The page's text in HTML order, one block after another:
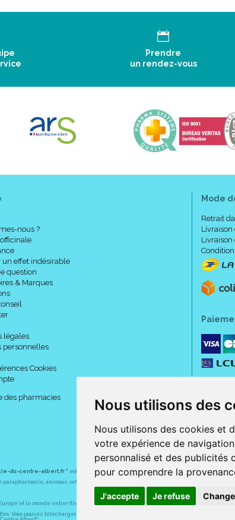
Nous utilisons des
Nous utilisons des cookies et
votre expérience de
personnalisé et des publicités
pour comprendre la
J'accepte Je refuse
Prendre
un rendez-vous
nous ?
officinale
un effet indésirable
question
& Marques
légales
personnelles
Cookies
des pharmacies
Mode
Retrait
Livraison
du-centre-albert.fr " est le site internet de l a pharmacie du centre, 32 rue
animaux, orthopédie, matériel médical. 1700 en médicaments sans
et le monde entier (livraison assuré par Colissimo et ses partenaires à l' étranger).
Vous pouvez télécharger gratuitement l' application sur l' AppStore (pour iPhone, iPad